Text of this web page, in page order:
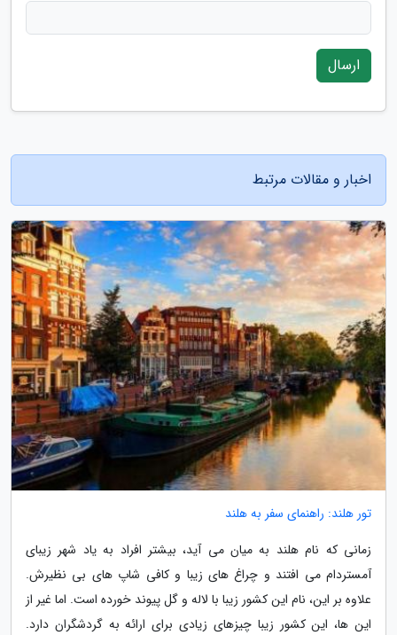
ارسال
اخبار و مقالات مرتبط
تور هلند: راهنمای سفر به هلند
زمانی که نام هلند به میان می آید، بیشتر افراد به یاد شهر زیبای
آمستردام می افتند و چراغ های زیبا و کافی شاپ های بی نظیرش.
علاوه بر این، نام این کشور زیبا با لاله و گل پیوند خورده است. اما غیر از
این ها، این کشور زیبا چیزهای زیادی برای ارائه به گردشگران دارد.